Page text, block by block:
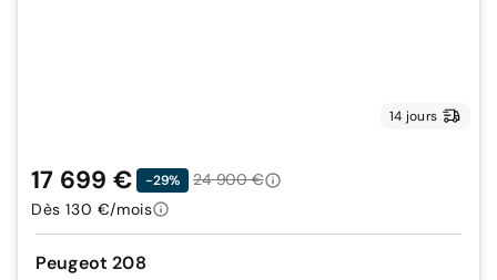
14 jours
Peugeot 208
17 699 € -29%
24 900 €
Dès 130 €/mois